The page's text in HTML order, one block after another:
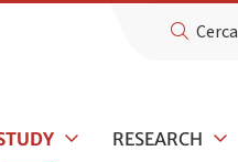
Cerca
RESEARCH